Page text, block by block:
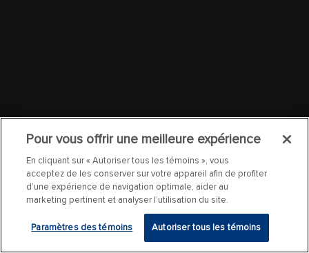
Pour vous offrir une meilleure expérience
En cliquant sur « Autoriser tous les témoins », vous
acceptez de les conserver sur votre appareil afin de profiter
d’une expérience de navigation optimale, aider au
marketing pertinent et analyser l’utilisation du site.
Paramètres des témoins Autoriser tous les témoins